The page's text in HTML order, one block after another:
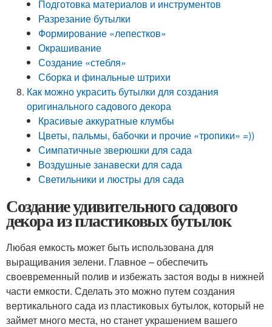
Подготовка материалов и инструментов
Разрезание бутылки
Формирование «лепестков»
Окрашивание
Создание «стебля»
Сборка и финальные штрихи
Как можно украсить бутылки для создания
оригинального садового декора
Красивые аккуратные клумбы
Цветы, пальмы, бабочки и прочие «тропики» =))
Симпатичные зверюшки для сада
Воздушные занавески для сада
Светильники и люстры для сада
Создание удивительного садового
декора из пластиковых бутылок
Любая емкость может быть использована для
выращивания зелени. Главное – обеспечить
своевременный полив и избежать застоя воды в нижней
части емкости. Сделать это можно путем создания
вертикального сада из пластиковых бутылок, который не
займет много места, но станет украшением вашего